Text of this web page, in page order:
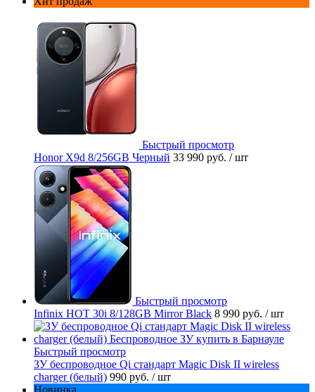
Быстрый просмотр
Honor X9d 8/256GB Черный 33 990 руб. / шт
Быстрый просмотр
Infinix HOT 30i 8/128GB Mirror Black 8 990 руб. / шт
Быстрый просмотр
ЗУ беспроводное Qi стандарт Magic Disk II wireless
charger (белый) 990 руб. / шт